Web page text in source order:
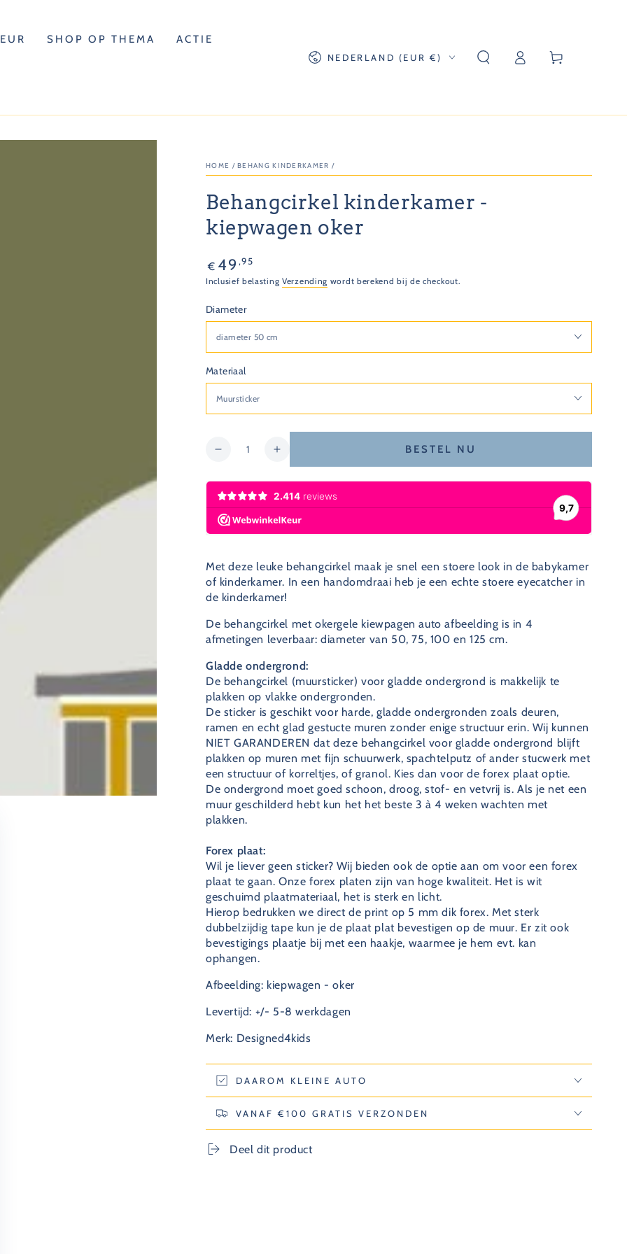
SHOP OP THEMA ACTIE
Land/regio
NEDERLAND (EUR €)
in
Winkelwagen
HOME / BEHANG KINDERKAMER /
Behangcirkel kinderkamer -
kiepwagen oker
Normale
prijs
€ 49 ,95
Inclusief belasting Verzending wordt berekend bij de checkout.
Diameter
Materiaal
Hoeveelheid
Hoeveelheid
voor
Behangcirkel
kinderkamer
-
Verhoog
de
hoeveelheid
voor
Behangcirkel
oker
BESTEL NU
Met deze leuke behangcirkel maak je snel een stoere look in de babykamer
of kinderkamer. In een handomdraai heb je een echte stoere eyecatcher in
de kinderkamer!
De behangcirkel met okergele kiewpagen auto afbeelding is in 4
afmetingen leverbaar: diameter van 50, 75, 100 en 125 cm.
Gladde ondergrond:
De behangcirkel (muursticker) voor gladde ondergrond is makkelijk te
plakken op vlakke ondergronden.
De sticker is geschikt voor harde, gladde ondergronden zoals deuren,
ramen en echt glad gestucte muren zonder enige structuur erin. Wij kunnen
NIET GARANDEREN dat deze behangcirkel voor gladde ondergrond blijft
plakken op muren met fijn schuurwerk, spachtelputz of ander stucwerk met
een structuur of korreltjes, of granol. Kies dan voor de forex plaat optie.
De ondergrond moet goed schoon, droog, stof- en vetvrij is. Als je net een
muur geschilderd hebt kun het het beste 3 à 4 weken wachten met
plakken.
Forex plaat:
Wil je liever geen sticker? Wij bieden ook de optie aan om voor een forex
plaat te gaan. Onze forex platen zijn van hoge kwaliteit. Het is wit
geschuimd plaatmateriaal, het is sterk en licht.
Hierop bedrukken we direct de print op 5 mm dik forex. Met sterk
dubbelzijdig tape kun je de plaat plat bevestigen op de muur. Er zit ook
bevestigings plaatje bij met een haakje, waarmee je hem evt. kan
ophangen.
Afbeelding: kiepwagen - oker
Levertijd: +/- 5-8 werkdagen
Merk: Designed4kids
DAAROM KLEINE AUTO
VANAF €100 GRATIS VERZONDEN
Deel dit product